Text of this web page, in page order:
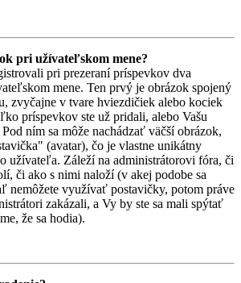
pri užívateľskom mene?
pri prezeraní príspevkov dva
mene. Ten prvý je obrázok spojený
zvyčajne v tvare hviezdičiek alebo kociek
príspevkov ste už pridali, alebo Vašu
ním sa môže nachádzať väčší obrázok,
(avatar), čo je vlastne unikátny
užívateľa. Záleží na administrátorovi fóra, či
či ako s nimi naloží (v akej podobe sa
nemôžete využívať postavičky, potom práve
zakázali, a Vy by ste sa mali spýtať
že sa hodia).